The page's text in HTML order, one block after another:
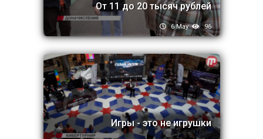
От 11 до 20 тысяч рублей
6 May 96
Игры - это не игрушки